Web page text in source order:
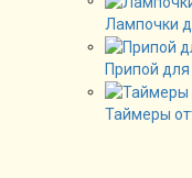
Лампочки
Припой для
Таймеры